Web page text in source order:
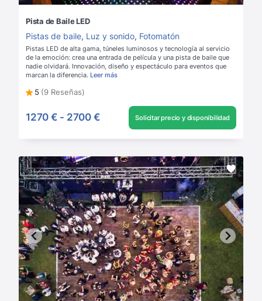
Pista de Baile LED
Pistas de baile, Luz y sonido, Fotomatón
Pistas LED de alta gama, túneles luminosos y tecnología al servicio
de la emoción: crea una entrada de película y una pista de baile que
nadie olvidará. Innovación, diseño y espectáculo para eventos que
marcan la diferencia. Leer más
5 (9 Reseñas)
1270 € - 2700 € Solicitar precio y disponibilidad